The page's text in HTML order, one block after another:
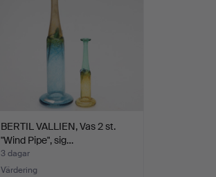
BERTIL VALLIEN, Vas 2 st.
"Wind Pipe", sig…
3 dagar
Värdering